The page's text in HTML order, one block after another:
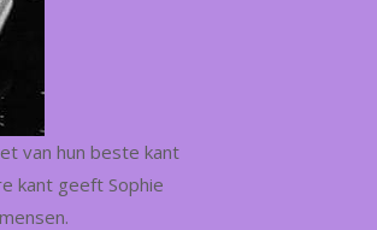
van hun beste kant
kant geeft Sophie